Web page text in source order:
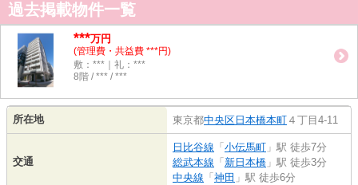
過去掲載物件一覧
***万円
(管理費・共益費 ***円)
敷：***｜礼：***
8階 / *** / ***
所在地 東京都中央区 日本橋本町 ４丁目4-11
交通
日比谷線 「 小伝馬町 」駅 徒歩7分
総武本線 「 新日本橋 」駅 徒歩3分
中央線 「 神田 」駅 徒歩6分